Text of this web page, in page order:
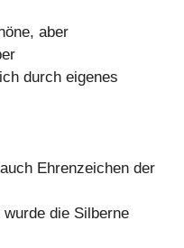
aber
durch eigenes
Ehrenzeichen der
die Silberne